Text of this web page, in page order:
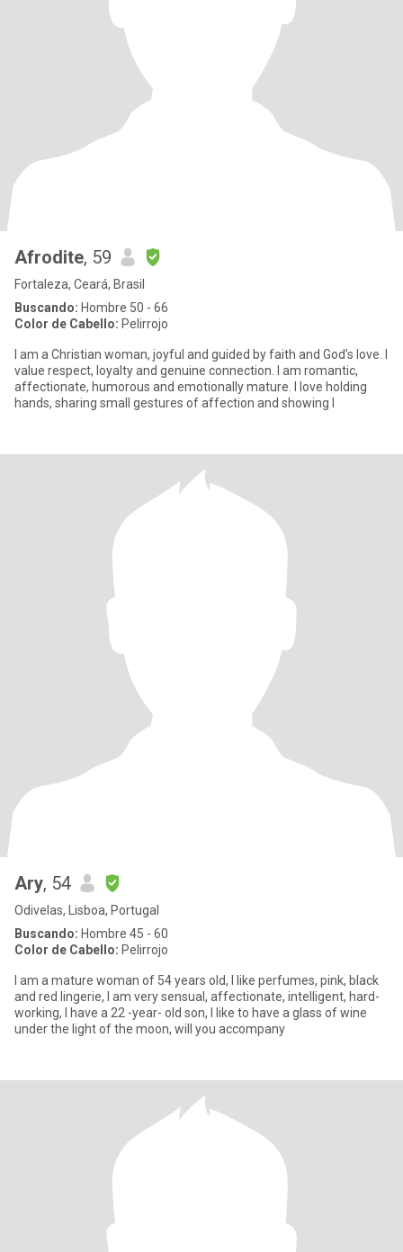
Afrodite, 59
Fortaleza, Ceará, Brasil
Buscando: Hombre 50 - 66
Color de Cabello: Pelirrojo
I am a Christian woman, joyful and guided by faith and God’s love. I
value respect, loyalty and genuine connection. I am romantic,
affectionate, humorous and emotionally mature. I love holding
hands, sharing small gestures of affection and showing l
Ary, 54
Odivelas, Lisboa, Portugal
Buscando: Hombre 45 - 60
Color de Cabello: Pelirrojo
I am a mature woman of 54 years old, I like perfumes, pink, black
and red lingerie, I am very sensual, affectionate, intelligent, hard-
working, I have a 22 -year- old son, I like to have a glass of wine
under the light of the moon, will you accompany